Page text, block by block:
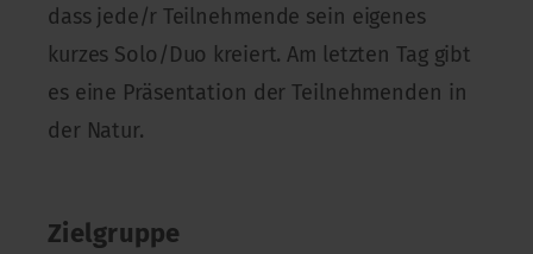
dass jede/r Teilnehmende sein eigenes
kurzes Solo/Duo kreiert. Am letzten Tag gibt
es eine Präsentation der Teilnehmenden in
der Natur.
Zielgruppe